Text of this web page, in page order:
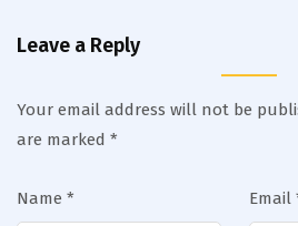
Leave a Reply
Your email address will not be
are marked *
Name * Email